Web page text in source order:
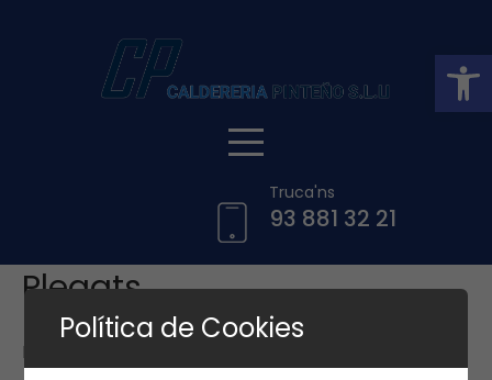
Obre la barra d'eines
Truca'ns
93 881 32 21
Plegats
Published 26 gener, 2023 at
Política de Cookies